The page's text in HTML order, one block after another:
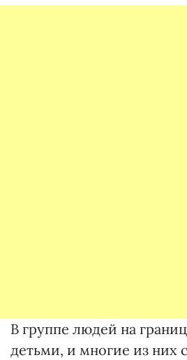
В группе людей на
детьми, и многие из них